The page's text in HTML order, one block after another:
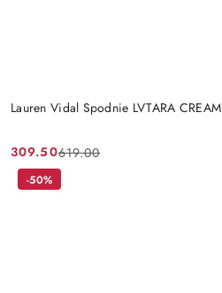
Lauren Vidal Spodnie LVTARA CREAM
Cena
promocyjna:
309.50
Cena
przed
619.00
-50%